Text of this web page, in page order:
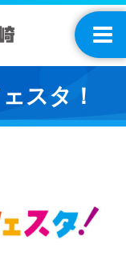
スタ！